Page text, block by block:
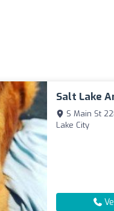
Salt Lake
S Main St
Lake City